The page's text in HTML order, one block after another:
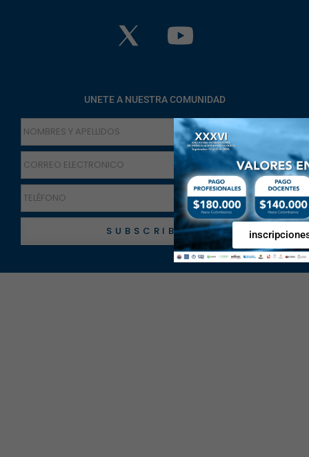
UNETE A NUESTRA COMUNIDAD
SUBSCRIBETE